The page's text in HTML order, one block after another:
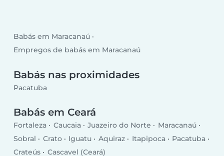
Babás em Maracanaú
Empregos de babás em Maracanaú
Babás nas proximidades
Pacatuba
Babás em Ceará
Fortaleza Caucaia Juazeiro do Norte
Maracanaú
Sobral
Crato Iguatu Aquiraz Itapipoca
Pacatuba
Crateús
Cascavel (Ceará)